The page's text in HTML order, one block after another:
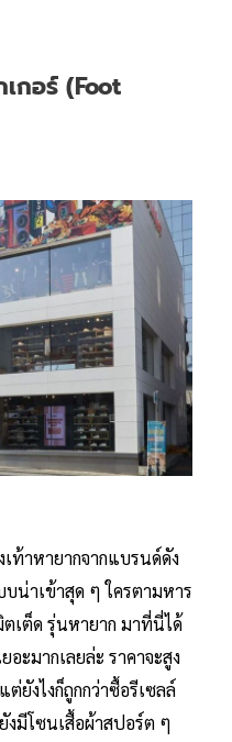
กอร์ (Foot
เท้าหายากจากแบรนด์ดัง
บน่าเข้าสุด ๆ ใครตามหาร
เต็ด รุ่นหายาก มาที่นี่ได้
ะมากเลยล่ะ ราคาจะสูง
ยังไงก็ถูกกว่าซื้อรีเซลล์
งมีโซนเสื้อผ้าสปอร์ต ๆ